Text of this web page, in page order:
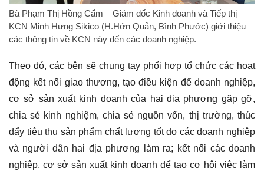
Bà Phạm Thị Hồng Cẩm – Giám đốc Kinh doanh và Tiếp thị
KCN Minh Hưng Sikico (H.Hớn Quản, Bình Phước) giới thiệu
các thông tin về KCN này đến các doanh nghiệp.
Theo đó, các bên sẽ chung tay phối hợp tổ chức các hoạt
động kết nối giao thương, tạo điều kiện để doanh nghiệp,
cơ sở sản xuất kinh doanh của hai địa phương gặp gỡ,
chia sẻ kinh nghiệm, chia sẻ nguồn vốn, thị trường, thúc
đẩy tiêu thụ sản phẩm chất lượng tốt do các doanh nghiệp
và người dân hai địa phương làm ra; kết nối các doanh
nghiệp, cơ sở sản xuất kinh doanh để tạo cơ hội việc làm